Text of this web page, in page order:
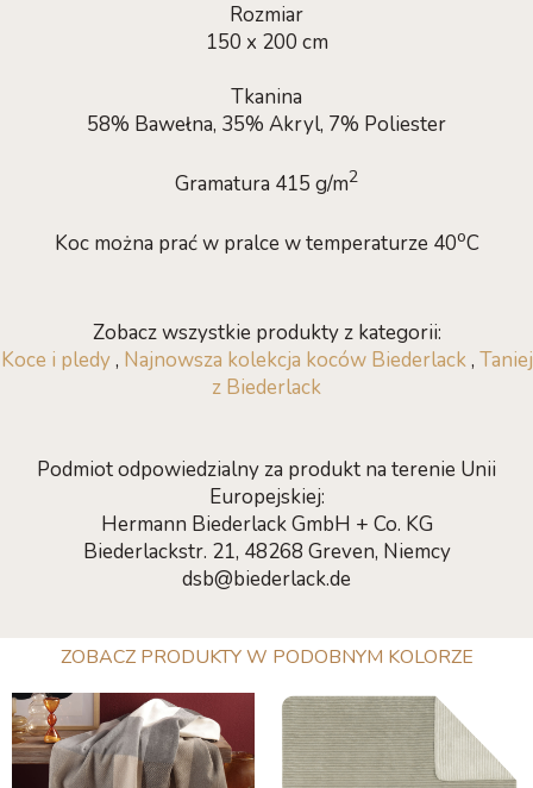
Rozmiar
150 x 200 cm
Tkanina
58% Bawełna, 35% Akryl, 7% Poliester
Gramatura 415 g/m2
Koc można prać w pralce w temperaturze 40oC
Zobacz wszystkie produkty z kategorii:
Koce i pledy, Najnowsza kolekcja koców Biederlack, Taniej
z Biederlack
Podmiot odpowiedzialny za produkt na terenie Unii
Europejskiej:
Hermann Biederlack GmbH + Co. KG
Biederlackstr. 21, 48268 Greven, Niemcy
dsb@biederlack.de
ZOBACZ PRODUKTY W PODOBNYM KOLORZE